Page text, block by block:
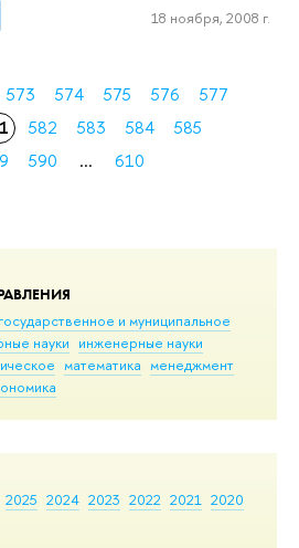
государственное и муниципальное
науки инженерные науки
математика менеджмент
2025 2024 2023 2022 2021 2020
18 ноября, 2008 г.
573 574 575 576
577
582 583 584
585
590 ... 610